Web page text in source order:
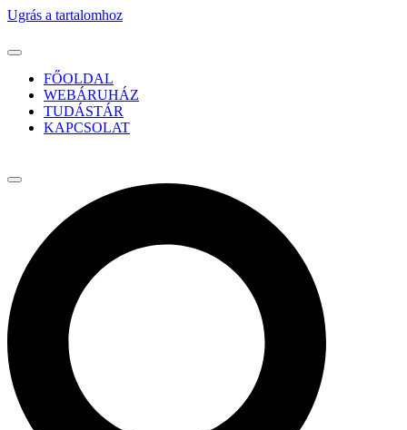
Ugrás a tartalomhoz
FŐOLDAL
WEBÁRUHÁZ
TUDÁSTÁR
KAPCSOLAT